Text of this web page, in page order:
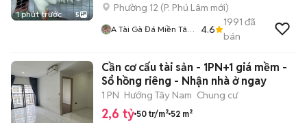
1 phút trước 5
Phường 12 (P. Phú Lâm mới)
A Tài Gà Đá Miền Tây
4.6
1991 đã
bán
Cần cơ cấu tài sản - 1PN+1 giá mềm -
Sổ hồng riêng - Nhận nhà ở ngay
1 PN Hướng Tây Nam Chung cư
2,6 tỷ 50 tr/m² 52 m²